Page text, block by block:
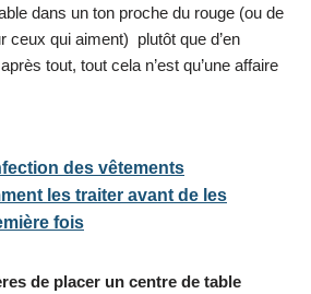
dans un ton proche du rouge (ou de
ceux qui aiment) plutôt que d’en
tout, tout cela n’est qu’une affaire
des vêtements
les traiter avant de les
fois
de placer un centre de table